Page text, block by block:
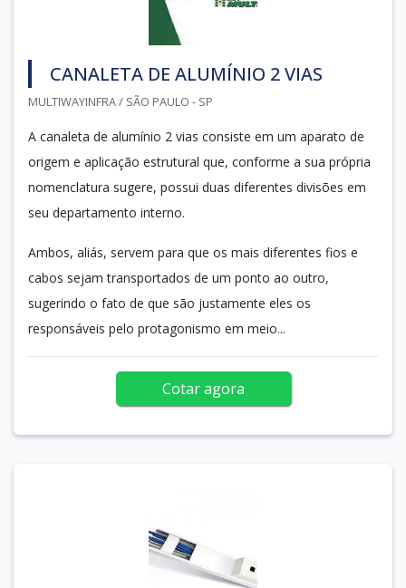
CANALETA DE ALUMÍNIO 2 VIAS
MULTIWAYINFRA / SÃO PAULO - SP
A canaleta de alumínio 2 vias consiste em um aparato de
origem e aplicação estrutural que, conforme a sua própria
nomenclatura sugere, possui duas diferentes divisões em
seu departamento interno.
Ambos, aliás, servem para que os mais diferentes fios e
cabos sejam transportados de um ponto ao outro,
sugerindo o fato de que são justamente eles os
responsáveis pelo protagonismo em meio...
Cotar agora